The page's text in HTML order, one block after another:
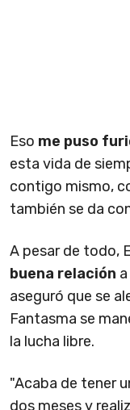
Eso me puso
esta vida de
contigo mismo,
también se da
A pesar de todo,
buena relación
aseguró que se
Fantasma se
la lucha libre.
"Acaba de tener
dos meses y